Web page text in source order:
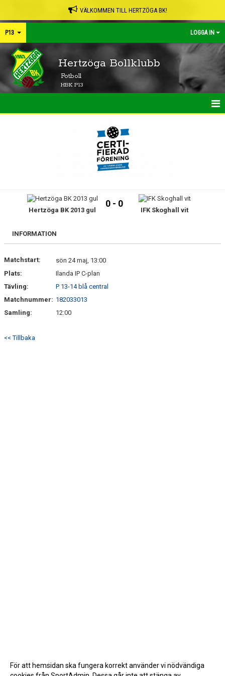
VÄLKOMMEN TILL HERTZÖGA BK!
P13 LOGGA IN
Hertzöga Bollklubb
Fotboll
HBK P13
TRUPPEN
BILDGALLERI
KONTAKT
Hertzöga BK 2013 gul
0 - 0
IFK Skoghall vit
INFORMATION
Matchstart:
sön 24 maj, 13:00
Plats:
Ilanda IP C-plan
Tävling:
P 13-14 blå central
Matchnummer: 182033013
Samling:
12:00
<< Tillbaka
För att hemsidan ska fungera korrekt använder vi nödvändiga